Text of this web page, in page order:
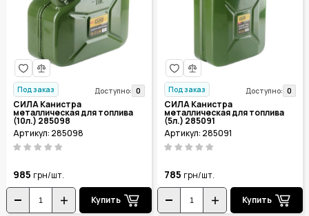
Под заказ Доступно: 0
СИЛА Канистра
металлическая для топлива
(10л.) 285098
Артикул: 285098
985 грн/шт.
Купить
Под заказ Доступно: 0
СИЛА Канистра
металлическая для топлива
(5л.) 285091
Артикул: 285091
785 грн/шт.
Купить